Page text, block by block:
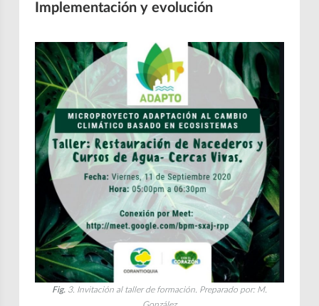
Implementación y evolución
Fig. 3. Invitación al taller de formación. Preparado por: M.